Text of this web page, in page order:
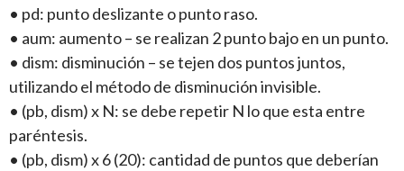
• pd: punto deslizante o punto raso.
• aum: aumento – se realizan 2 punto bajo en un punto.
• dism: disminución – se tejen dos puntos juntos,
utilizando el método de disminución invisible.
• (pb, dism) x N: se debe repetir N lo que esta entre
paréntesis.
• (pb, dism) x 6 (20): cantidad de puntos que deberían